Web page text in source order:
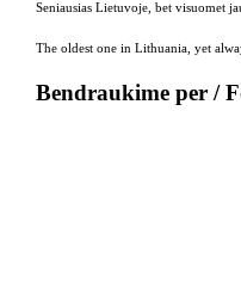
Seniausias Lietuvoje, bet visuomet
The oldest one in Lithuania, yet
Bendraukime per /